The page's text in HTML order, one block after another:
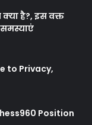
है?, इस वक्त
समस्याएं
to Privacy,
Position